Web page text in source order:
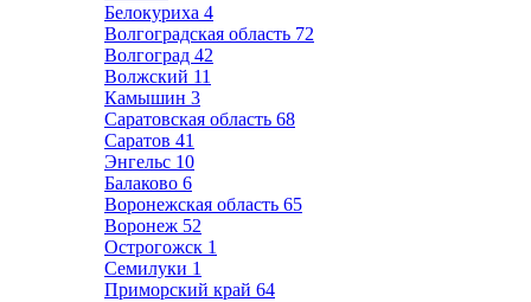
Белокуриха 4
Волгоградская область 72
Волгоград 42
Волжский 11
Камышин 3
Саратовская область 68
Саратов 41
Энгельс 10
Балаково 6
Воронежская область 65
Воронеж 52
Острогожск 1
Семилуки 1
Приморский край 64